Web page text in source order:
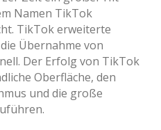
Namen TikTok
TikTok erweiterte
Übernahme von
Der Erfolg von TikTok
Oberfläche, den
und die große